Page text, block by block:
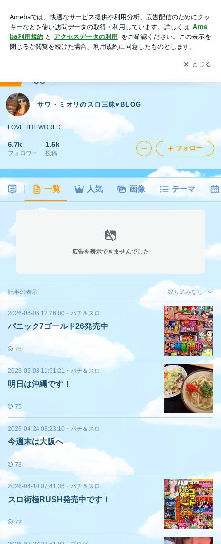
アプリをダウンロードして ブログの更新通知
を受け取りまし
ょう。
開く
80
サワ・ミオリのスロ三昧♥BLOG
LOVE THE WORLD
6.7k
フォロワー
1.5k
投稿
フォロー
一覧 人気 画像 テーマ
広告を表示できませんでした
記事の表示 絞り込みなし
2026-06-06 12:26:00 ・ パチ＆スロ
パニック7ゴールド26発売中
76
2026-05-08 11:51:21 ・ パチ＆スロ
明日は沖縄です！
75
2026-04-24 08:23:10 ・ パチ＆スロ
今週末は大阪へ
73
2026-04-10 07:41:36 ・ パチ＆スロ
スロ術極RUSH発売中です！
72